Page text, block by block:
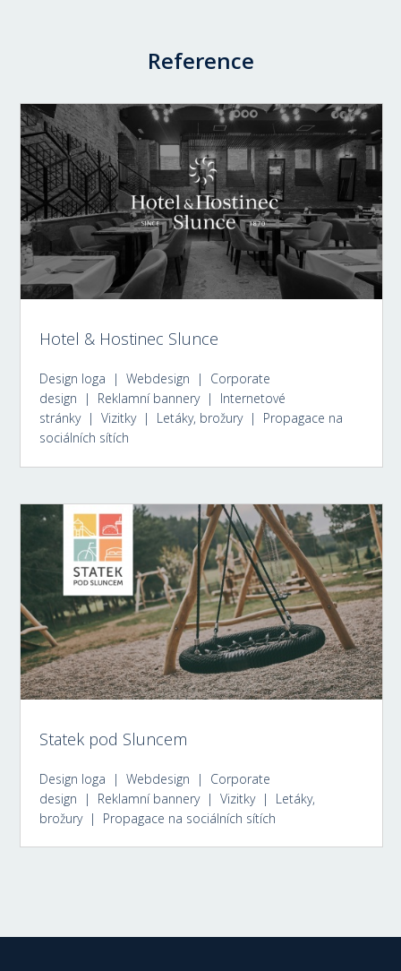
Reference
Hotel & Hostinec Slunce
Design loga | Webdesign | Corporate
design | Reklamní bannery | Internetové
stránky | Vizitky | Letáky, brožury | Propagace na
sociálních sítích
Statek pod Sluncem
Design loga | Webdesign | Corporate
design | Reklamní bannery | Vizitky | Letáky,
brožury | Propagace na sociálních sítích